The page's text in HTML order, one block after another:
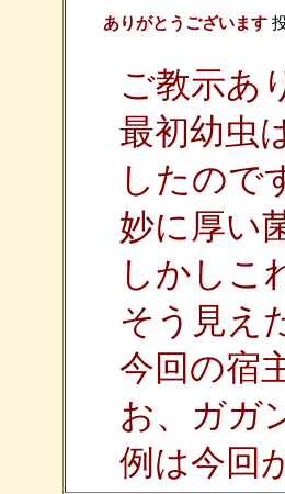
ありがとうございます
ご教示あ
最初幼虫
したので
妙に厚い
しかしこ
そう見え
今回の宿
お、ガガ
例は今回